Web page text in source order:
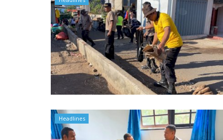
Sat Sabhara Polres Flotim
TNI - POLRI Bersama
Polres Flotim Sampaikan
Headlines